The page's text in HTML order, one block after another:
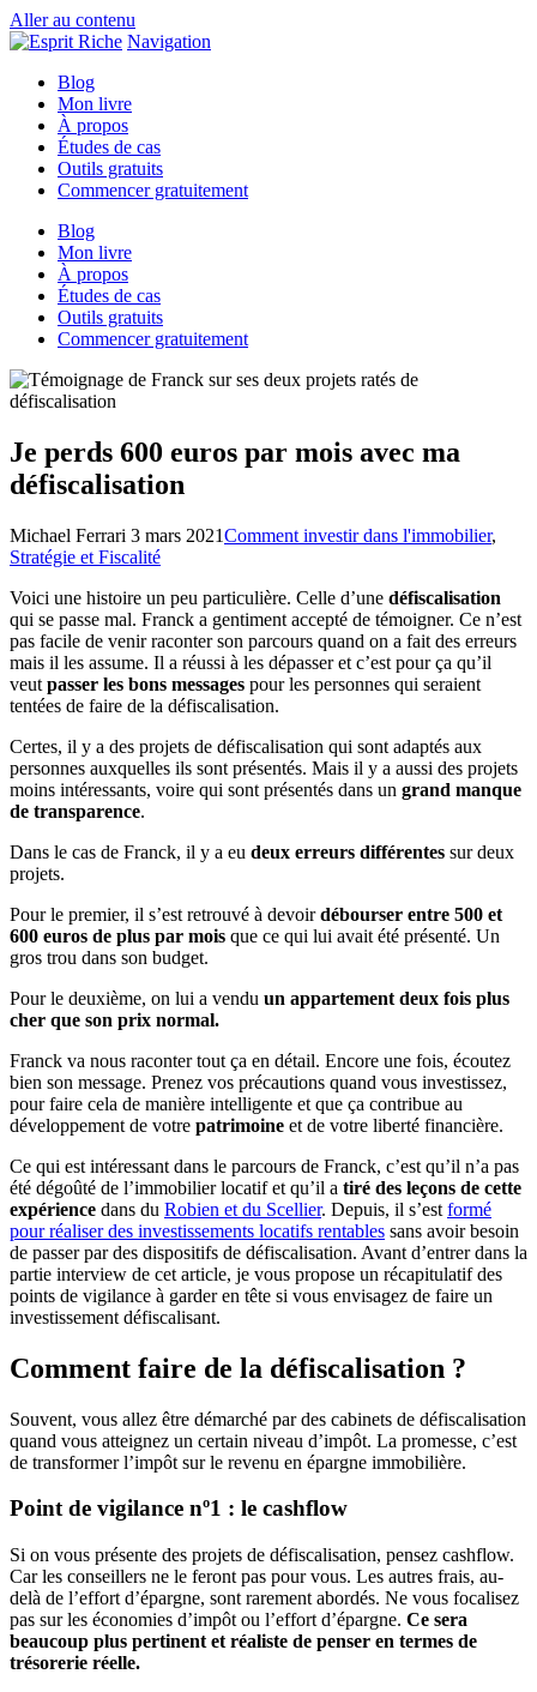
Aller au contenu
Navigation
Blog
Mon livre
À propos
Études de cas
Outils gratuits
Commencer gratuitement
Blog
Mon livre
À propos
Études de cas
Outils gratuits
Commencer gratuitement
Je perds 600 euros par mois avec ma
défiscalisation
Michael Ferrari 3 mars 2021Comment investir dans l'immobilier,
Stratégie et Fiscalité
Voici une histoire un peu particulière. Celle d’une défiscalisation
qui se passe mal. Franck a gentiment accepté de témoigner. Ce n’est
pas facile de venir raconter son parcours quand on a fait des erreurs
mais il les assume. Il a réussi à les dépasser et c’est pour ça qu’il
veut passer les bons messages pour les personnes qui seraient
tentées de faire de la défiscalisation.
Certes, il y a des projets de défiscalisation qui sont adaptés aux
personnes auxquelles ils sont présentés. Mais il y a aussi des projets
moins intéressants, voire qui sont présentés dans un grand manque
de transparence.
Dans le cas de Franck, il y a eu deux erreurs différentes sur deux
projets.
Pour le premier, il s’est retrouvé à devoirdébourser entre 500 et
600 euros de plus par mois que ce qui lui avait été présenté. Un
gros trou dans son budget.
Pour le deuxième, on lui a vendu un appartement deux fois plus
cher que son prix normal.
Franck va nous raconter tout ça en détail. Encore une fois, écoutez
bien son message. Prenez vos précautions quand vous investissez,
pour faire cela de manière intelligente et que ça contribue au
développement de votre patrimoine et de votre liberté financière.
Ce qui est intéressant dans le parcours de Franck, c’est qu’il n’a pas
été dégoûté de l’immobilier locatif et qu’il a tiré des leçons de cette
expérience dans du Robien et du Scellier. Depuis, il s’est formé
pour réaliser des investissements locatifs rentables sans avoir besoin
de passer par des dispositifs de défiscalisation. Avant d’entrer dans la
partie interview de cet article, je vous propose un récapitulatif des
points de vigilance à garder en tête si vous envisagez de faire un
investissement défiscalisant.
Comment faire de la défiscalisation ?
Souvent, vous allez être démarché par des cabinets de défiscalisation
quand vous atteignez un certain niveau d’impôt. La promesse, c’est
de transformer l’impôt sur le revenu en épargne immobilière.
Point de vigilance nº1 : le cashflow
Si on vous présente des projets de défiscalisation, pensez cashflow.
Car les conseillers ne le feront pas pour vous. Les autres frais, au-
delà de l’effort d’épargne, sont rarement abordés. Ne vous focalisez
pas sur les économies d’impôt ou l’effort d’épargne. Ce sera
beaucoup plus pertinent et réaliste de penser en termes de
trésorerie réelle.